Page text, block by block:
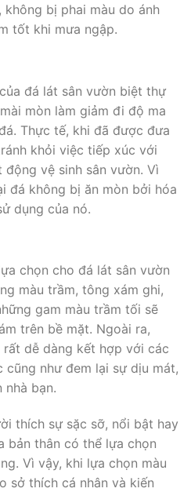
bị phai màu do ánh
tốt khi mưa ngập.
đá lát sân vườn biệt thự
mòn làm giảm đi độ ma
Thực tế, khi đã được đưa
khỏi việc tiếp xúc với
vệ sinh sân vườn. Vì
đá không bị ăn mòn bởi hóa
dụng của nó.
chọn cho đá lát sân vườn
màu trầm, tông xám ghi,
gam màu trầm tối sẽ
trên bề mặt. Ngoài ra,
dễ dàng kết hợp với các
cũng như đem lại sự dịu mát,
nhà bạn.
thích sự sặc sỡ, nổi bật hay
bản thân có thể lựa chọn
Vì vậy, khi lựa chọn màu
sở thích cá nhân và kiến